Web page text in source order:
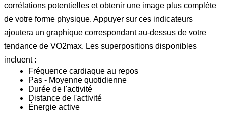
corrélations potentielles et obtenir une image plus complète
de votre forme physique. Appuyer sur ces indicateurs
ajoutera un graphique correspondant au-dessus de votre
tendance de VO2max. Les superpositions disponibles
incluent :
Fréquence cardiaque au repos
Pas - Moyenne quotidienne
Durée de l'activité
Distance de l'activité
Énergie active